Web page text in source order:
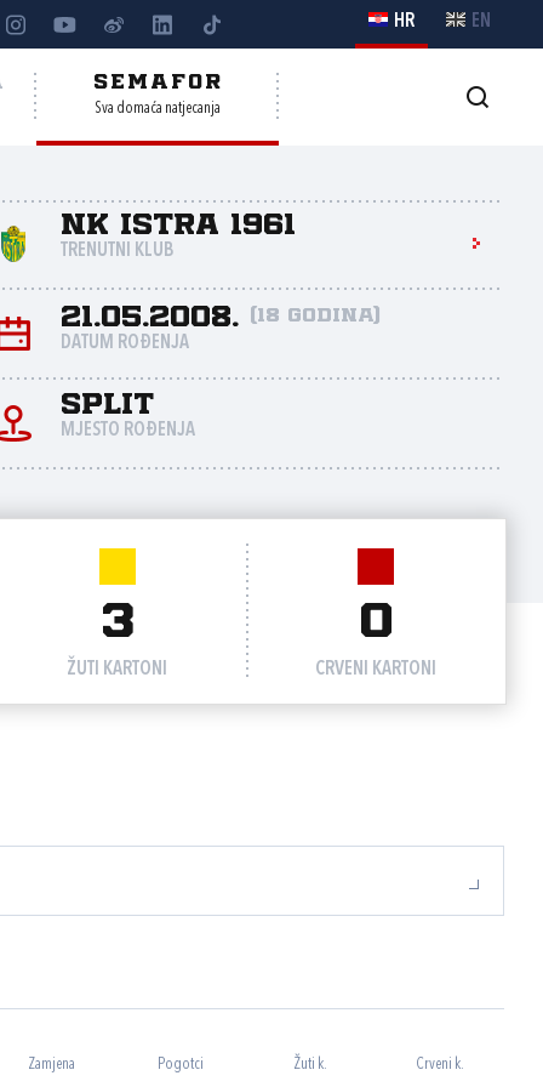
HR EN
SEMAFOR
Sva domaća natjecanja
NK Istra 1961
TRENUTNI KLUB
21.05.2008. (18 godina)
DATUM ROĐENJA
Split
MJESTO ROĐENJA
3
ŽUTI KARTONI
0
CRVENI KARTONI
Zamjena Pogotci Žuti k. Crveni k.